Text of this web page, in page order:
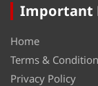
Important
Home
Terms &
Privacy Policy